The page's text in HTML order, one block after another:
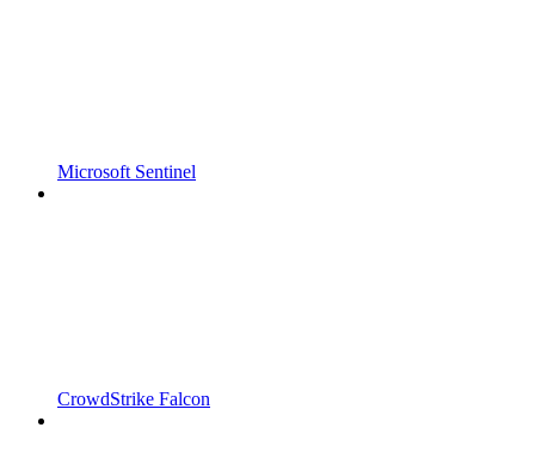
Microsoft Sentinel
CrowdStrike Falcon